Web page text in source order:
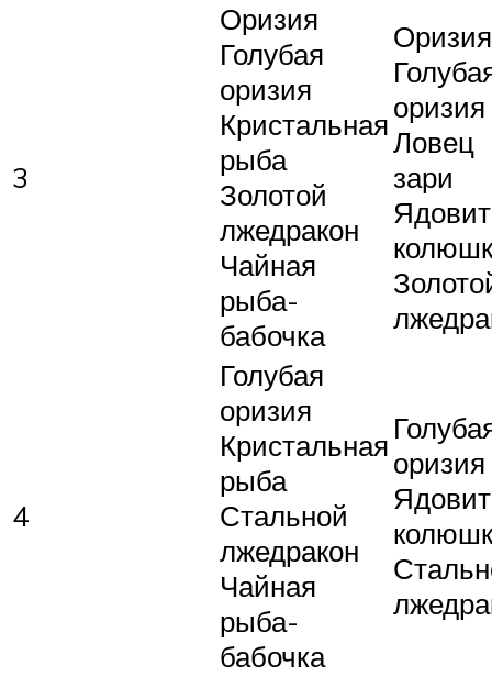
3
Оризия
Голубая
оризия
Кристальная
рыба
Золотой
лжедракон
Чайная
рыба-
бабочка
Оризия
оризия
Ловец
зари
4
Голубая
оризия
Кристальная
рыба
Стальной
лжедракон
Чайная
рыба-
бабочка
оризия